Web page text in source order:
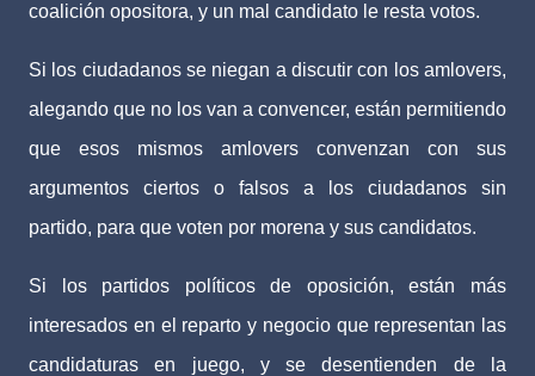
coalición opositora, y un mal candidato le resta votos.
Si los ciudadanos se niegan a discutir con los amlovers,
alegando que no los van a convencer, están permitiendo
que esos mismos amlovers convenzan con sus
argumentos ciertos o falsos a los ciudadanos sin
partido, para que voten por morena y sus candidatos.
Si los partidos políticos de oposición, están más
interesados en el reparto y negocio que representan las
candidaturas en juego, y se desentienden de la